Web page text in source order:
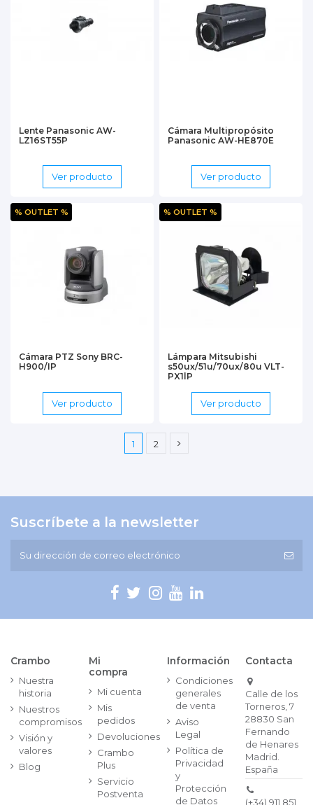
Lente Panasonic AW-
LZ16ST55P
Ver producto
Cámara Multipropósito
Panasonic AW-HE870E
Ver producto
Cámara PTZ Sony BRC-
H900/IP
Ver producto
% OUTLET %
Lámpara Mitsubishi
s50ux/51u/70ux/80u VLT-
PX1lP
Ver producto
% OUTLET %
1 2
Suscríbete a la newsletter
Crambo
Nuestra
historia
Nuestros
compromisos
Visión y
valores
Blog
Mi
compra
Mi cuenta
Mis
pedidos
Devoluciones
Crambo
Plus
Servicio
Postventa
Información
Condiciones
generales
de venta
Aviso
Legal
Política de
Privacidad
y
Protección
de Datos
Contacta
Calle de los
Torneros, 7
28830 San
Fernando
de Henares
Madrid.
España
(+34) 911 851